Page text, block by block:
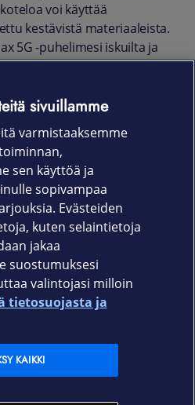
voi käyttää
kestävistä materiaaleista.
5G -puhelimesi iskuilta ja
käytössä. Tyylikäs ja
kytkimiin sekä liittimiin.
sivuillamme
varmistaaksemme
sen käyttöä ja
sopivampaa
Evästeiden
kuten selaintietoja
jakaa
suostumuksesi
valintojasi milloin
tietosuojasta ja
KAIKKI